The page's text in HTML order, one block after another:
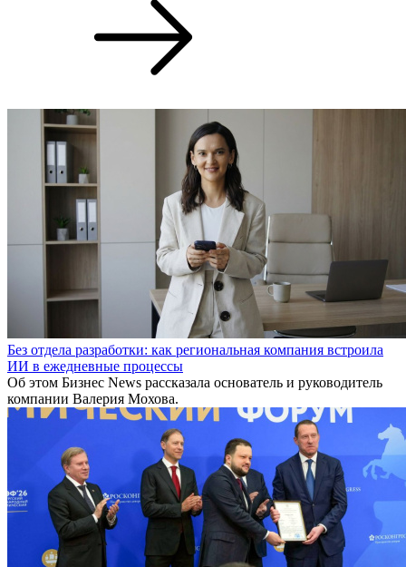
Без отдела разработки: как региональная компания встроила
ИИ в ежедневные процессы
Об этом Бизнес News рассказала основатель и руководитель
компании Валерия Мохова.